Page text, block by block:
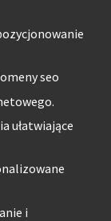
seo
ułatwiające
i